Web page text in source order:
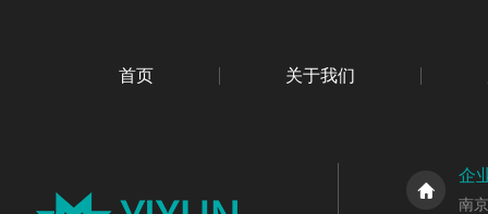
首页 关于我们
企
南